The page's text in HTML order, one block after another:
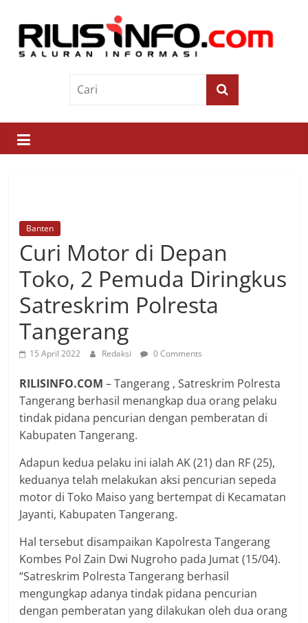
contentRilis
Saluran
Informasi
Banten
Curi Motor di Depan
Toko, 2 Pemuda Diringkus
Satreskrim Polresta
Tangerang
15 April 2022 Redaksi 0 Comments
RILISINFO.COM – Tangerang , Satreskrim Polresta
Tangerang berhasil menangkap dua orang pelaku
tindak pidana pencurian dengan pemberatan di
Kabupaten Tangerang.
Adapun kedua pelaku ini ialah AK (21) dan RF (25),
keduanya telah melakukan aksi pencurian sepeda
motor di Toko Maiso yang bertempat di Kecamatan
Jayanti, Kabupaten Tangerang.
Hal tersebut disampaikan Kapolresta Tangerang
Kombes Pol Zain Dwi Nugroho pada Jumat (15/04).
“Satreskrim Polresta Tangerang berhasil
mengungkap adanya tindak pidana pencurian
dengan pemberatan yang dilakukan oleh dua orang